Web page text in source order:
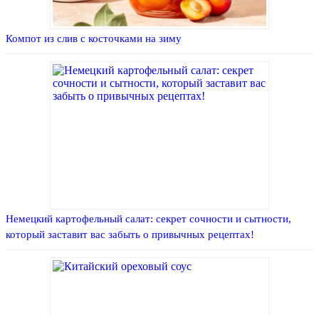
Компот из слив с косточками на зиму
Немецкий картофельный салат: секрет сочности и сытности,
который заставит вас забыть о привычных рецептах!